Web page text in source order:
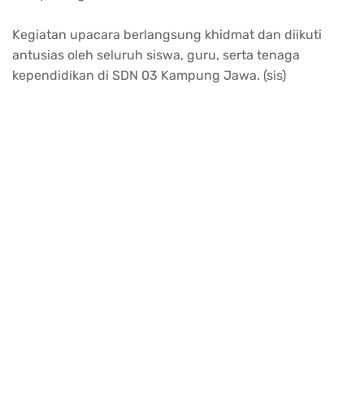
Kegiatan upacara berlangsung khidmat dan diikuti
antusias oleh seluruh siswa, guru, serta tenaga
kependidikan di SDN 03 Kampung Jawa. (sis)